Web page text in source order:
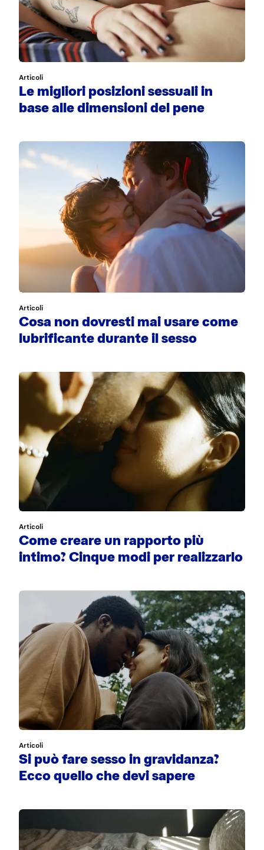
Articoli
Le migliori posizioni sessuali in
base alle dimensioni del pene
Articoli
Cosa non dovresti mai usare come
lubrificante durante il sesso
Articoli
Come creare un rapporto più
intimo? Cinque modi per realizzarlo
Articoli
Si può fare sesso in gravidanza?
Ecco quello che devi sapere